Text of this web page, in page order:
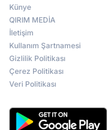
Künye
QIRIM MEDİA
İletişim
Kullanım Şartnamesi
Gizlilik Politikası
Çerez Politikası
Veri Politikası